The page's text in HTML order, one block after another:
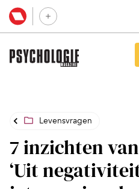
Levensvragen
7 inzichten
‘Uit